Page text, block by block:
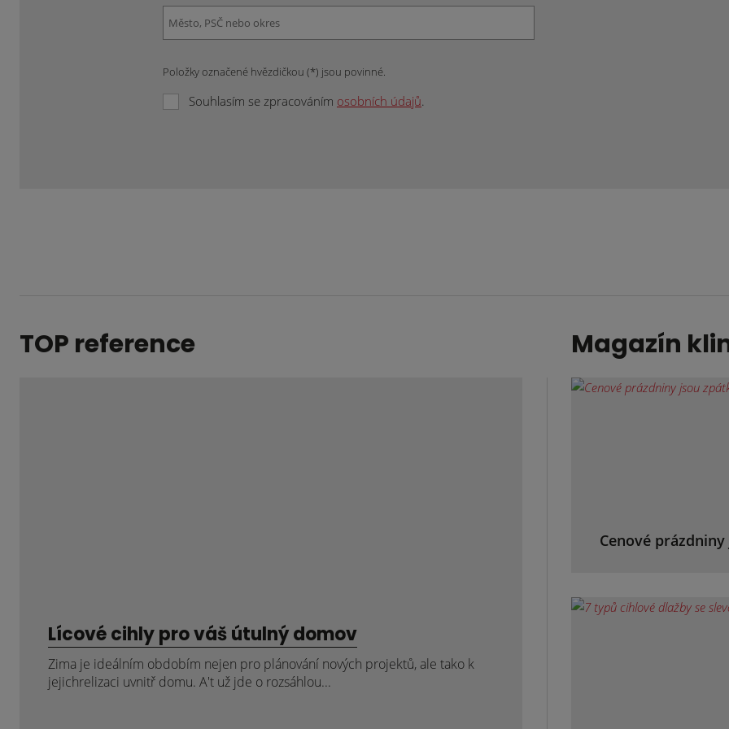
Položky označené hvězdičkou (*) jsou povinné.
Souhlasím se zpracováním osobních údajů.
TOP reference
Lícové cihly pro váš útulný domov
Zima je ideálním obdobím nejen pro plánování nových projektů, ale tako k
jejichrelizaci uvnitř domu. A't už jde o rozsáhlou...
Magazín
Cenové